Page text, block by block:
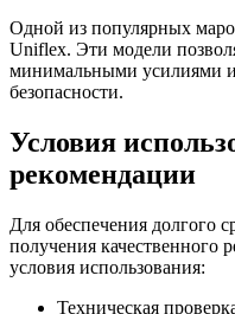
Одной из популярных
Uniflex. Эти модели
минимальными усилиями
безопасности.
Условия
рекомендации
Для обеспечения долгого
получения качественного
условия использования:
Техническая